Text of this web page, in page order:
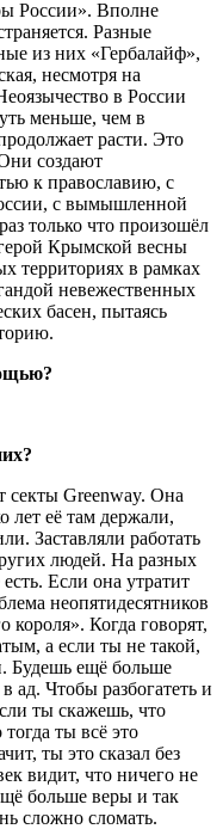
России». Вполне
Разные
из них «Гербалайф»,
несмотря на
в России
меньше, чем в
расти. Это
создают
к православию, с
с вымышленной
только что произошёл
Крымской весны
территориях в рамках
невежественных
басен, пытаясь
секты Greenway. Она
лет её там держали,
Заставляли работать
людей. На разных
Если она утратит
неопятидесятников
короля». Когда говорят,
а если ты не такой,
Будешь ещё больше
ад. Чтобы разбогатеть и
ты скажешь, что
ты всё это
ты это сказал без
видит, что ничего не
больше веры и так
сложно сломать.